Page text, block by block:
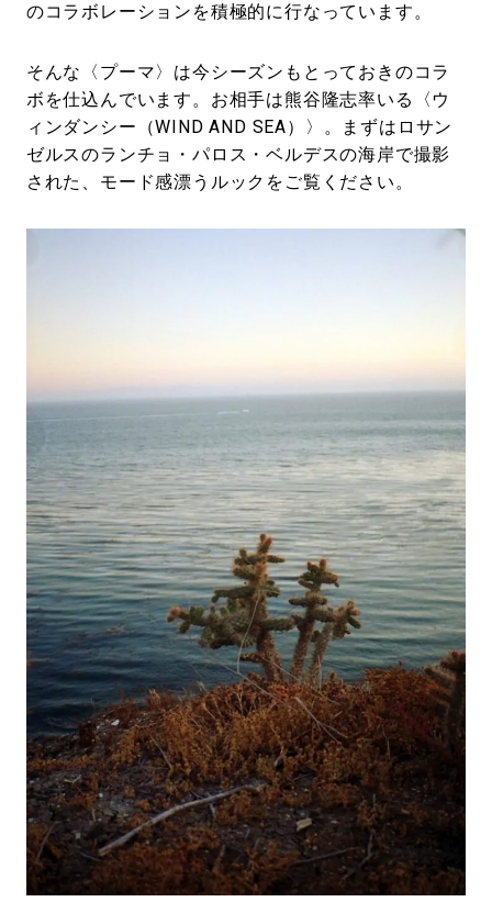
のコラボレーションを積極的に行なっています。
そんな〈プーマ〉は今シーズンもとっておきのコラ
ボを仕込んでいます。お相手は熊谷隆志率いる〈ウ
ィンダンシー（WIND AND SEA）〉。まずはロサン
ゼルスのランチョ・パロス・ベルデスの海岸で撮影
された、モード感漂うルックをご覧ください。